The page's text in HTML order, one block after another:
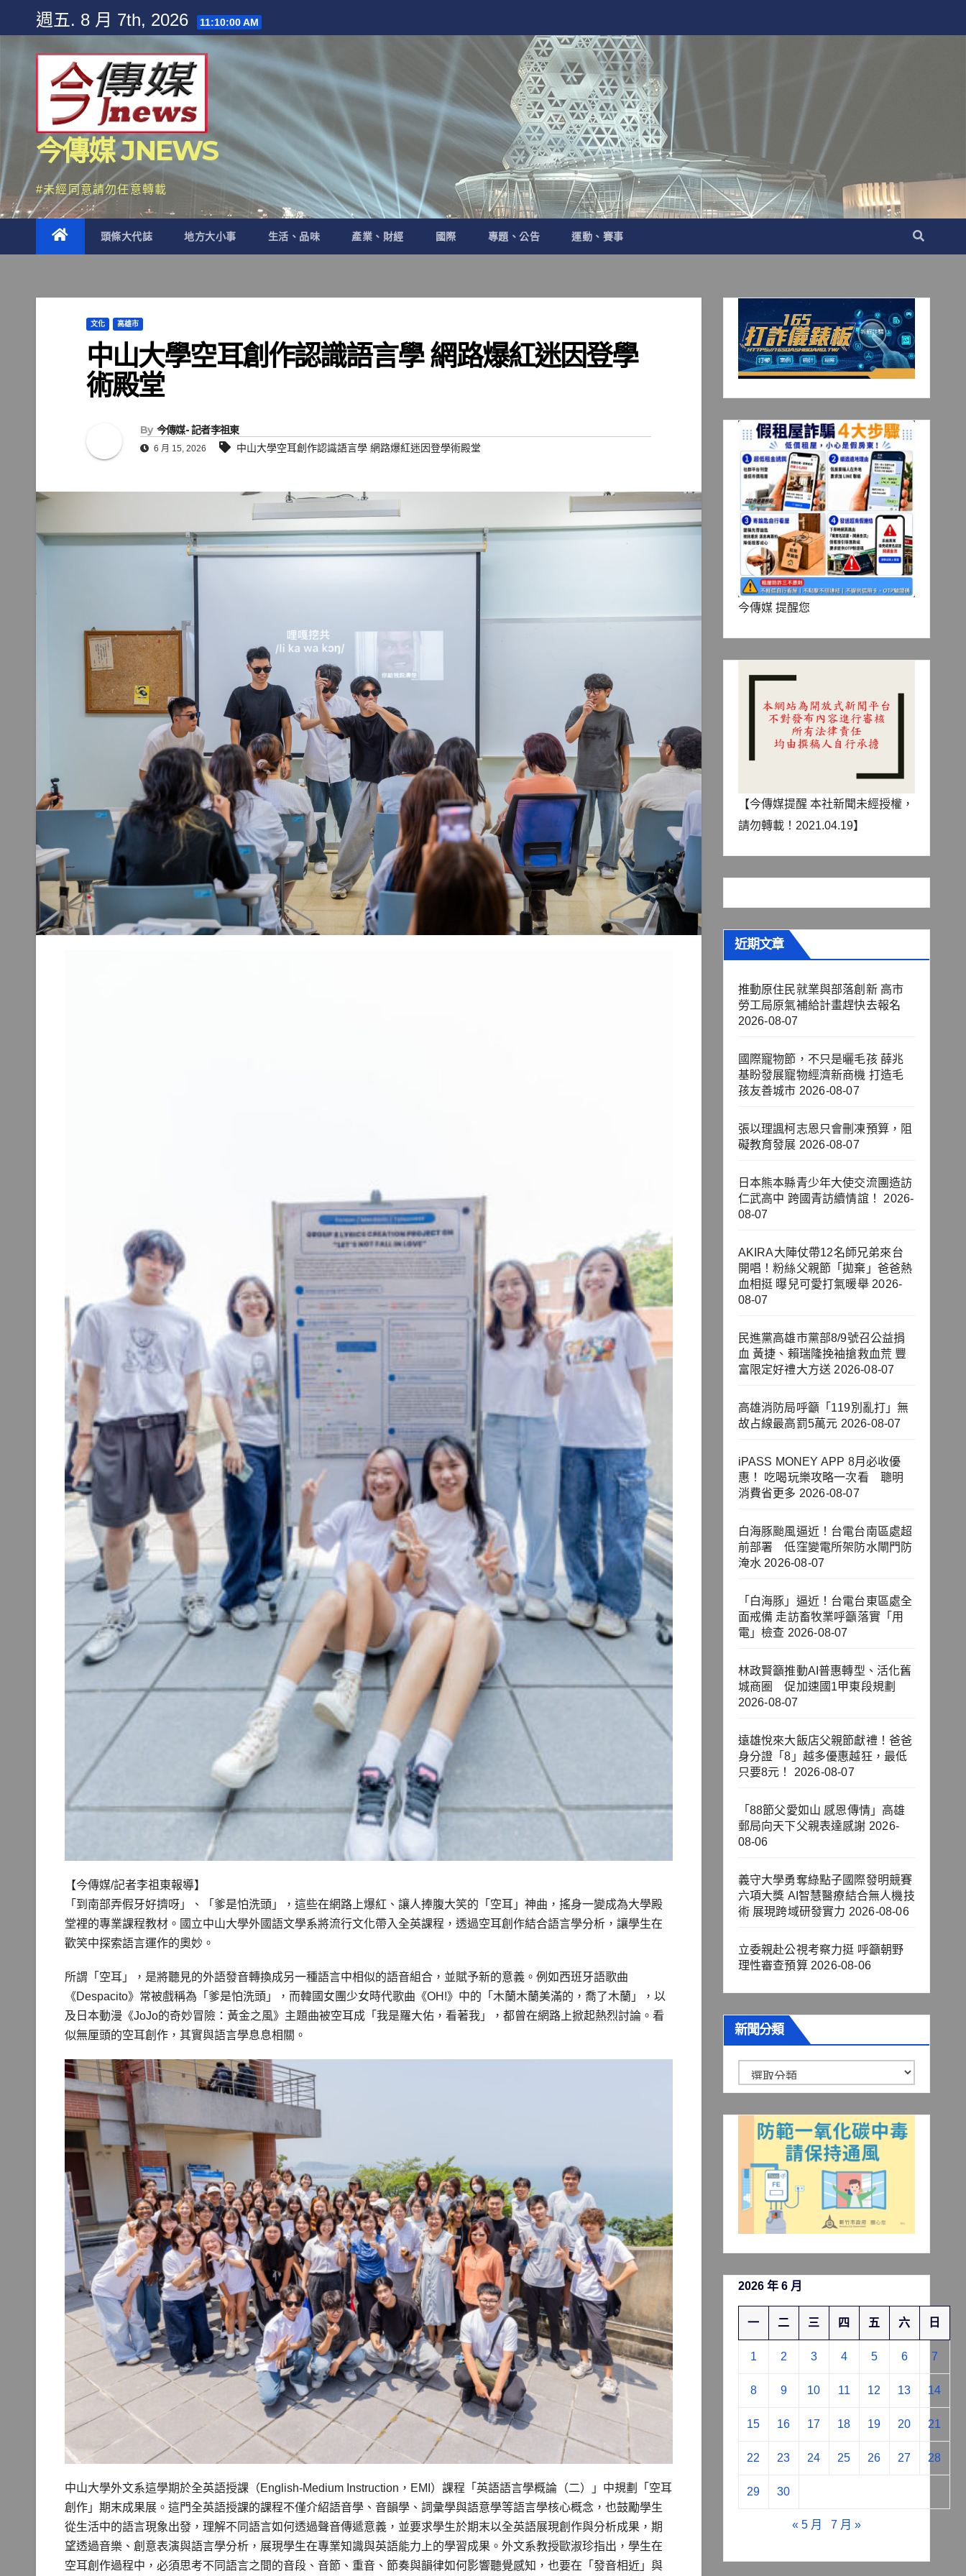
content
週五. 8 月 7th, 2026 11:10:02 AM
今傳媒 JNEWS
#未經同意請勿任意轉載
頭條大代誌 地方大小事 生活、品味 產業、財經 國際 專題、公告 運動、賽事
文化 高雄市
中山大學空耳創作認識語言學 網路爆紅迷因登學
術殿堂
By 今傳媒- 記者李祖東
6 月 15, 2026 中山大學空耳創作認識語言學 網路爆紅迷因登學術殿堂
【今傳媒/記者李祖東報導】
「到南部弄假牙好擠呀」、「爹是怕洗頭」，這些在網路上爆紅、讓人捧腹大笑的「空耳」神曲，搖身一變成為大學殿
堂裡的專業課程教材。國立中山大學外國語文學系將流行文化帶入全英課程，透過空耳創作結合語言學分析，讓學生在
歡笑中探索語言運作的奧妙。
所謂「空耳」，是將聽見的外語發音轉換成另一種語言中相似的語音組合，並賦予新的意義。例如西班牙語歌曲
《Despacito》常被戲稱為「爹是怕洗頭」，而韓國女團少女時代歌曲《OH!》中的「木蘭木蘭美滿的，喬了木蘭」，以
及日本動漫《JoJo的奇妙冒險：黃金之風》主題曲被空耳成「我是羅大佑，看著我」，都曾在網路上掀起熱烈討論。看
似無厘頭的空耳創作，其實與語言學息息相關。
中山大學外文系這學期於全英語授課（English-Medium Instruction，EMI）課程「英語語言學概論（二）」中規劃「空耳
創作」期末成果展。這門全英語授課的課程不僅介紹語音學、音韻學、詞彙學與語意學等語言學核心概念，也鼓勵學生
從生活中的語言現象出發，理解不同語言如何透過聲音傳遞意義，並要求學生於期末以全英語展現創作與分析成果，期
望透過音樂、創意表演與語言學分析，展現學生在專業知識與英語能力上的學習成果。外文系教授歐淑珍指出，學生在
空耳創作過程中，必須思考不同語言之間的音段、音節、重音、節奏與韻律如何影響聽覺感知，也要在「發音相近」與
今傳媒 提醒您
【今傳媒提醒 本社新聞未經授權，
請勿轉載！2021.04.19】
近期文章
推動原住民就業與部落創新 高市
勞工局原氣補給計畫趕快去報名
2026-08-07
國際寵物節，不只是曬毛孩 薛兆
基盼發展寵物經濟新商機 打造毛
孩友善城市 2026-08-07
張以理諷柯志恩只會刪凍預算，阻
礙教育發展 2026-08-07
日本熊本縣青少年大使交流團造訪
仁武高中 跨國青訪續情誼！
2026-
08-07
AKIRA大陣仗帶12名師兄弟來台
開唱！粉絲父親節「拋棄」爸爸熱
血相挺 曝兒可愛打氣暖舉 2026-
08-07
民進黨高雄市黨部8/9號召公益捐
血 黃捷、賴瑞隆挽袖搶救血荒 豐
富限定好禮大方送 2026-08-07
高雄消防局呼籲「119別亂打」無
故占線最高罰5萬元 2026-08-07
iPASS MONEY APP 8月必收優
惠！ 吃喝玩樂攻略一次看 聰明
消費省更多 2026-08-07
白海豚颱風逼近！台電台南區處超
前部署 低窪變電所架防水閘門防
淹水 2026-08-07
「白海豚」逼近！台電台東區處全
面戒備 走訪畜牧業呼籲落實「用
電」檢查 2026-08-07
林政賢籲推動AI普惠轉型、活化舊
城商圈 促加速國1甲東段規劃
2026-08-07
遠雄悅來大飯店父親節獻禮！爸爸
身分證「8」越多優惠越狂，最低
只要8元！
2026-08-07
「88節父愛如山 感恩傳情」高雄
郵局向天下父親表達感謝 2026-
08-06
義守大學勇奪綠點子國際發明競賽
六項大獎 AI智慧醫療結合無人機技
術 展現跨域研發實力 2026-08-06
立委親赴公視考察力挺 呼籲朝野
理性審查預算 2026-08-06
新聞分類
聞
分
2026 年 6 月
一 二 三 四 五 六 日
1 2 3 4 5 6 7
8 9 10 11 12 13 14
15 16 17 18 19 20 21
22 23 24 25 26 27 28
29 30
« 5 月 7 月 »